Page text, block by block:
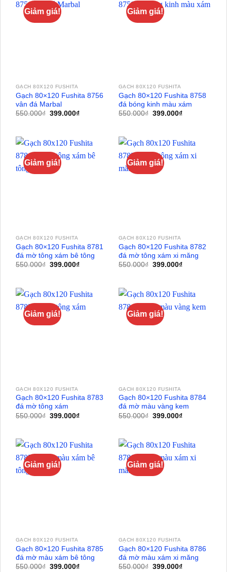
Giảm giá!
GẠCH 80X120 FUSHITA
Gạch 80×120 Fushita 8756
vân đá Marbal
550.000₫ Giá
399.000₫Giá
399.000₫.
Giảm giá!
GẠCH 80X120 FUSHITA
Gạch 80×120 Fushita 8758
đá bóng kinh màu xám
550.000₫ Giá
399.000₫Giá
399.000₫.
Giảm giá!
GẠCH 80X120 FUSHITA
Gạch 80×120 Fushita 8781
đá mờ tông xám bê tông
550.000₫ Giá
399.000₫Giá
399.000₫.
Giảm giá!
GẠCH 80X120 FUSHITA
Gạch 80×120 Fushita 8782
đá mờ tông xám xi măng
550.000₫ Giá
399.000₫Giá
399.000₫.
Giảm giá!
GẠCH 80X120 FUSHITA
Gạch 80×120 Fushita 8783
đá mờ tông xám
550.000₫ Giá
399.000₫Giá
399.000₫.
Giảm giá!
GẠCH 80X120 FUSHITA
Gạch 80×120 Fushita 8784
đá mờ màu vàng kem
550.000₫ Giá
399.000₫Giá
399.000₫.
Giảm giá!
GẠCH 80X120 FUSHITA
Gạch 80×120 Fushita 8785
đá mờ màu xám bê tông
550.000₫ Giá
399.000₫Giá
Giảm giá!
GẠCH 80X120 FUSHITA
Gạch 80×120 Fushita 8786
đá mờ màu xám xi măng
550.000₫ Giá
399.000₫Giá